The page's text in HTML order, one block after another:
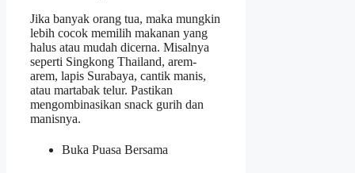
Jika banyak orang tua, maka mungkin
lebih cocok memilih makanan yang
halus atau mudah dicerna. Misalnya
seperti Singkong Thailand, arem-
arem, lapis Surabaya, cantik manis,
atau martabak telur. Pastikan
mengombinasikan snack gurih dan
manisnya.
Buka Puasa Bersama